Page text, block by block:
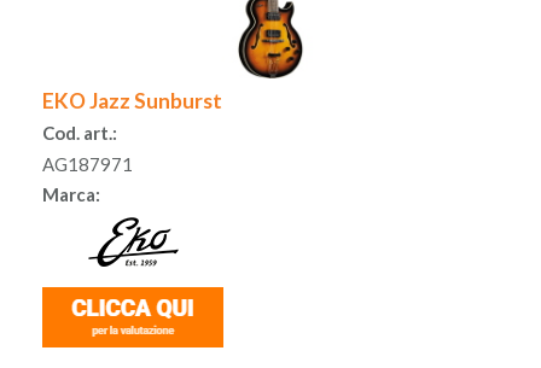
EKO Jazz Sunburst
Cod. art.:
AG187971
Marca: